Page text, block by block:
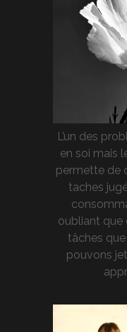
L’un des
en soi mais
permette de
taches
oubliant que
tâches
pouvons